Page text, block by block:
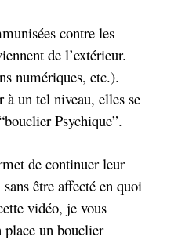
contre les
de l’extérieur.
numériques, etc.).
un tel niveau, elles se
Psychique”.
de continuer leur
être affecté en quoi
vidéo, je vous
place un bouclier